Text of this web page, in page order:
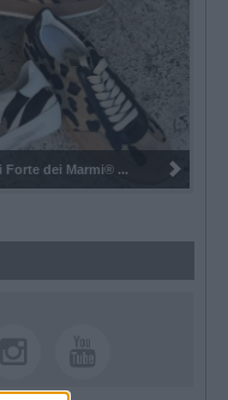
Pulizia del bosco del Rugareto a ...